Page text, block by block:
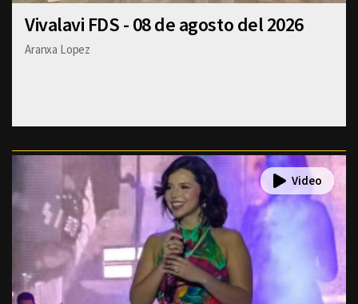
Vivalavi FDS - 08 de agosto del 2026
Aranxa Lopez